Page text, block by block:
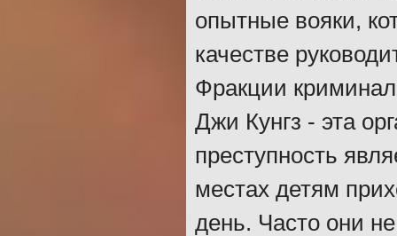
опытные вояки,
качестве
Фракции
Джи Кунгз - эта
преступность
местах детям
день. Часто они